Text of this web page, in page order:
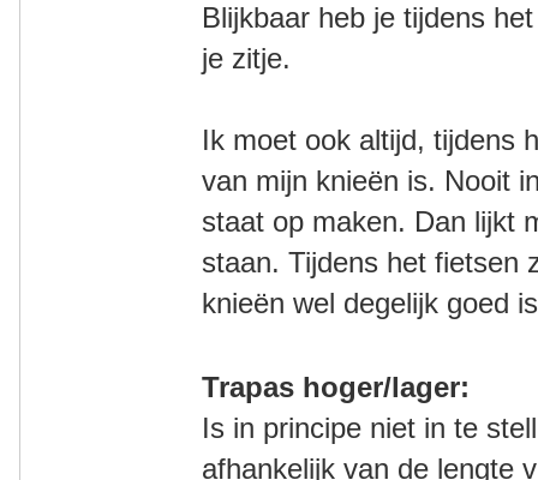
Blijkbaar heb je tijdens
je zitje.
Ik moet ook altijd, tijdens
van mijn knieën is. Nooit
staat op maken. Dan lijkt
staan. Tijdens het fietsen
knieën wel degelijk goed
Trapas hoger/lager:
Is in principe niet in te
afhankelijk van de lengte